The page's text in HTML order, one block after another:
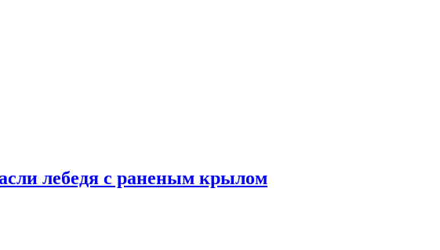
лебедя с раненым крылом